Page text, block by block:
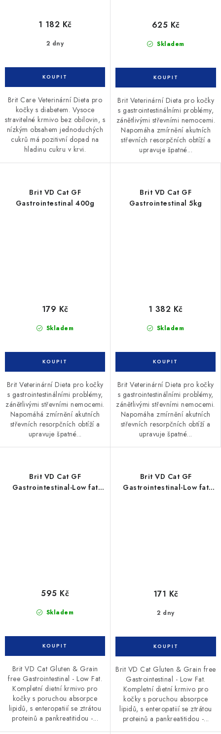
2 dny
1 182 Kč
Brit Care Veterinární Dieta pro
kočky s diabetem. Vysoce
stravitelné krmivo bez obilovin, s
nízkým obsahem jednoduchých
cukrů má pozitivní dopad na
hladinu cukru v krvi.
Skladem
625 Kč
Brit Veterinární Dieta pro kočky
s gastrointestinálními problémy,
zánětlivými střevními nemocemi.
Napomáha zmírnění akutních
střevních resorpčních obtíží a
upravuje špatné...
Brit VD Cat GF
Gastrointestinal 400g
Skladem
179 Kč
Brit Veterinární Dieta pro kočky
s gastrointestinálními problémy,
zánětlivými střevními nemocemi.
Napomáhá zmírnění akutních
střevních resorpčních obtíží a
upravuje špatné...
Brit VD Cat GF
Gastrointestinal 5kg
Skladem
1 382 Kč
Brit Veterinární Dieta pro kočky
s gastrointestinálními problémy,
zánětlivými střevními nemocemi.
Napomáha zmírnění akutních
střevních resorpčních obtíží a
upravuje špatné...
Brit VD Cat GF
Gastrointestinal-Low fat
Skladem
595 Kč
Brit VD Cat Gluten & Grain
free Gastrointestinal - Low Fat.
Kompletní dietní krmivo pro
kočky s poruchou absorpce
lipidů, s enteropatiií se ztrátou
proteinů a pankreatitidou -...
Brit VD Cat GF
Gastrointestinal-Low fat
2 dny
171 Kč
Brit VD Cat Gluten & Grain free
Gastrointestinal - Low Fat.
Kompletní dietní krmivo pro
kočky s poruchou absorpce
lipidů, s enteropatiií se ztrátou
proteinů a pankreatitidou -...